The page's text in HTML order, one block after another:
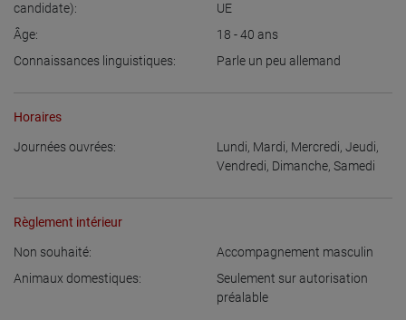
candidate):
UE
Âge:
18 - 40 ans
Connaissances linguistiques:
Parle un peu allemand
Horaires
Journées ouvrées: Lundi, Mardi, Mercredi, Jeudi,
Vendredi, Dimanche, Samedi
Règlement intérieur
Non souhaité:
Accompagnement masculin
Animaux domestiques:
Seulement sur autorisation
préalable